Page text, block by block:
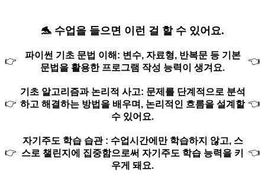
🐬 수업을 들으면 이런 걸 할 수 있어요.
👉
파이썬 기초 문법 이해: 변수, 자료형, 반복문 등 기본
문법을 활용한 프로그램 작성 능력이 생겨요.
👈
👉
기초 알고리즘과 논리적 사고: 문제를 단계적으로 분석
하고 해결하는 방법을 배우며, 논리적인 흐름을 설계할
수 있어요.
👈
👉
자기주도 학습 습관 : 수업시간에만 학습하지 않고, 스
스로 챌린지에 집중함으로써 자기주도 학습 능력을 키
우게 돼요.
👈